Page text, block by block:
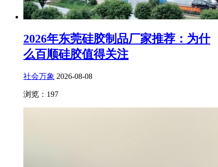
2026年东莞硅胶制品厂家推荐：为什
么百顺硅胶值得关注
社会万象 2026-08-08
浏览：197